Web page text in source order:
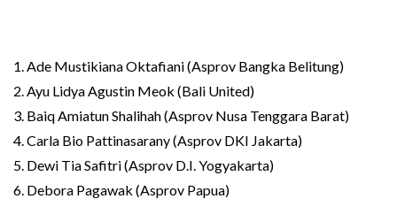
1. Ade Mustikiana Oktafiani (Asprov Bangka Belitung)
2. Ayu Lidya Agustin Meok (Bali United)
3. Baiq Amiatun Shalihah (Asprov Nusa Tenggara Barat)
4. Carla Bio Pattinasarany (Asprov DKI Jakarta)
5. Dewi Tia Safitri (Asprov D.I. Yogyakarta)
6. Debora Pagawak (Asprov Papua)